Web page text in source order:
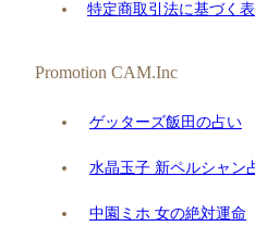
特定商取引法に基づく
Promotion CAM.Inc
ゲッターズ飯田の占い
水晶玉子 新ペルシャン
中園ミホ 女の絶対運命